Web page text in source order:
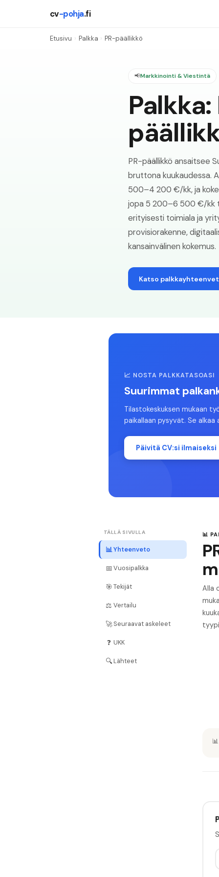
cv-pohja.fi
Etusivu › Palkka › PR-päällikkö
📢Markkinointi & Viestintä
Palkka:
PR-päällikkö ansaitsee
bruttona kuukaudessa.
500–4 200 €/kk, ja
jopa 5 200–6 500 €/kk
erityisesti toimiala ja
provisiorakenne,
kansainvälinen kokemus.
Katso
📈 NOSTA PALKKATASOASI
Suurimmat
Tilastokeskuksen mukaan
paikallaan pysyvät. Se
Päivitä CV:si
TÄLLÄ SIVULLA
📊Yhteenveto
📅Vuosipalkka
🎯Tekijät
⚖️ Vertailu
🚀Seuraavat askeleet
❓ UKK
🔍 Lähteet
📊
Alla